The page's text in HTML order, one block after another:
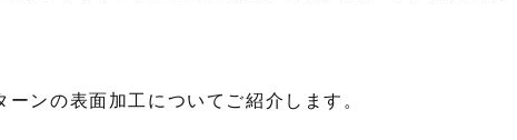
ンの表面加工についてご紹介します。